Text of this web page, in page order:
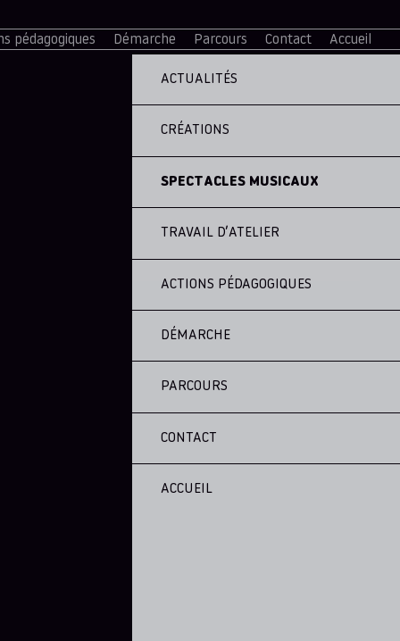
pédagogiques Démarche Parcours Contact Accueil
ACTUALITÉS
CRÉATIONS
SPECTACLES MUSICAUX
TRAVAIL D’ATELIER
ACTIONS PÉDAGOGIQUES
DÉMARCHE
PARCOURS
CONTACT
ACCUEIL